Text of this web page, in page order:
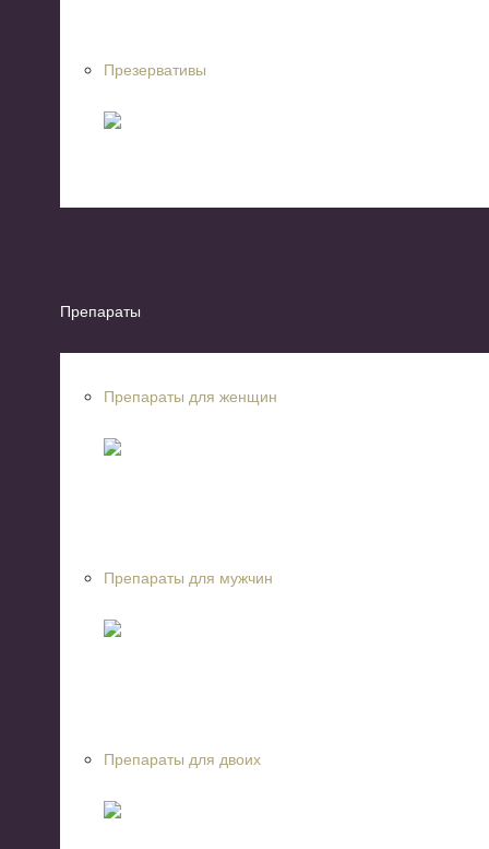
Презервативы
Препараты
Препараты для женщин
Препараты для мужчин
Препараты для двоих